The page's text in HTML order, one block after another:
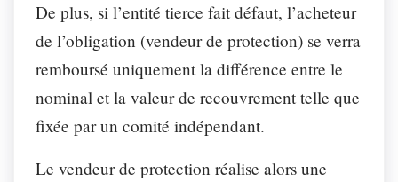
De plus, si l’entité tierce fait défaut, l’acheteur
de l’obligation (vendeur de protection) se verra
remboursé uniquement la différence entre le
nominal et la valeur de recouvrement telle que
fixée par un comité indépendant.
Le vendeur de protection réalise alors une